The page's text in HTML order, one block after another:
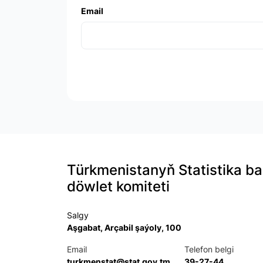
Email
Türkmenistanyň Statistika
döwlet komiteti
Salgy
Aşgabat, Arçabil şaýoly, 100
Email
Telefon belgi